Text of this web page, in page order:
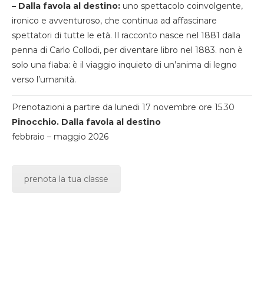
– Dalla favola al destino: uno spettacolo coinvolgente,
ironico e avventuroso, che continua ad affascinare
spettatori di tutte le età. Il racconto nasce nel 1881 dalla
penna di Carlo Collodi, per diventare libro nel 1883. non è
solo una fiaba: è il viaggio inquieto di un’anima di legno
verso l’umanità.
Prenotazioni a partire da lunedi 17 novembre ore 15.30
Pinocchio. Dalla favola al destino
febbraio – maggio 2026
prenota la tua classe